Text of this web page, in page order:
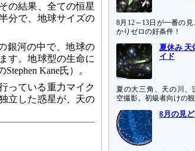
の結果、全ての恒星
分で、地球サイズの
銀河の中で、地球の
す。地球型の生命に
Kane氏）。
っている重力マイク
立した惑星が、天の
8月12～13日が一番の見
かりゼロの好条件！
夏休み 天
イド
夏の大三角、天の川、
空撮影。初級者向けの
8月の見